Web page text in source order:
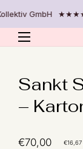
Inhalt
★★★★★5,0
Sankt
–
€70,00 €16,67